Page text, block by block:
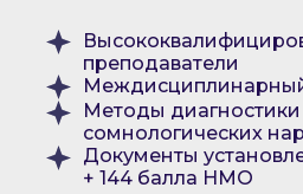
преподаватели
Методы
сомнологических
Документы
+ 144 балла НМО